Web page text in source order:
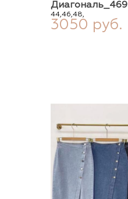
Диагональ_469
44,46,48,
3050 руб.